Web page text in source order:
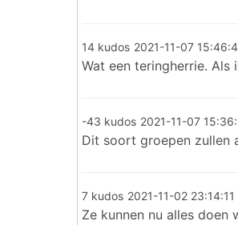
14 kudos 2021-11-07
Wat een teringherrie.
-43 kudos 2021-11-07
Dit soort groepen zullen
7 kudos 2021-11-02 23:14:11
Ze kunnen nu alles